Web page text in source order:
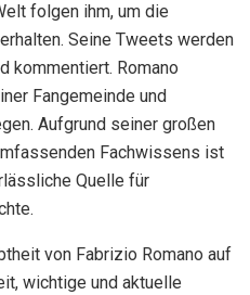
folgen ihm, um die
Seine Tweets werden
kommentiert. Romano
Fangemeinde und
Aufgrund seiner großen
Fachwissens ist
Quelle für
von Fabrizio Romano auf
wichtige und aktuelle